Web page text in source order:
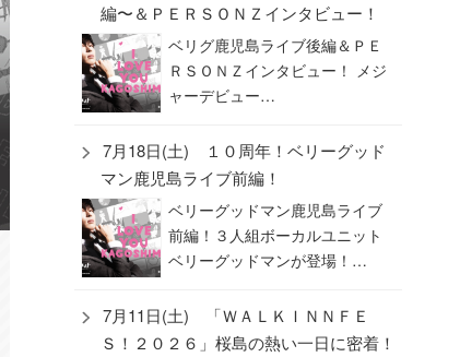
編〜＆ＰＥＲＳＯＮＺインタビュー！
ベリグ鹿児島ライブ後編＆ＰＥ
ＲＳＯＮＺインタビュー！ メジ
ャーデビュー…
7月18日(土) １０周年！ベリーグッド
マン鹿児島ライブ前編！
ベリーグッドマン鹿児島ライブ
前編！３人組ボーカルユニット
ベリーグッドマンが登場！…
7月11日(土) 「ＷＡＬＫＩＮＮＦＥ
Ｓ！２０２６」桜島の熱い一日に密着！